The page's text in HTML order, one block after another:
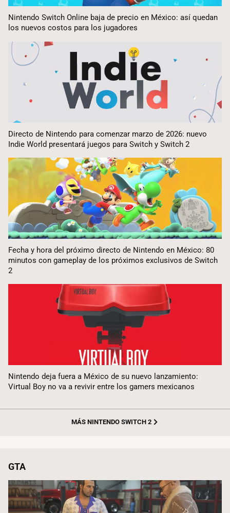
Nintendo Switch Online baja de precio en México: así quedan
los nuevos costos para los jugadores
Directo de Nintendo para comenzar marzo de 2026: nuevo
Indie World presentará juegos para Switch y Switch 2
Fecha y hora del próximo directo de Nintendo en México: 80
minutos con gameplay de los próximos exclusivos de Switch
2
Nintendo deja fuera a México de su nuevo lanzamiento:
Virtual Boy no va a revivir entre los gamers mexicanos
MÁS NINTENDO SWITCH 2
GTA